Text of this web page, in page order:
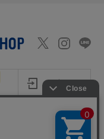
ログイン
Monet